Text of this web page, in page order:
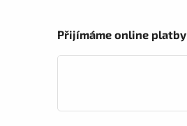
Přijímáme online platby